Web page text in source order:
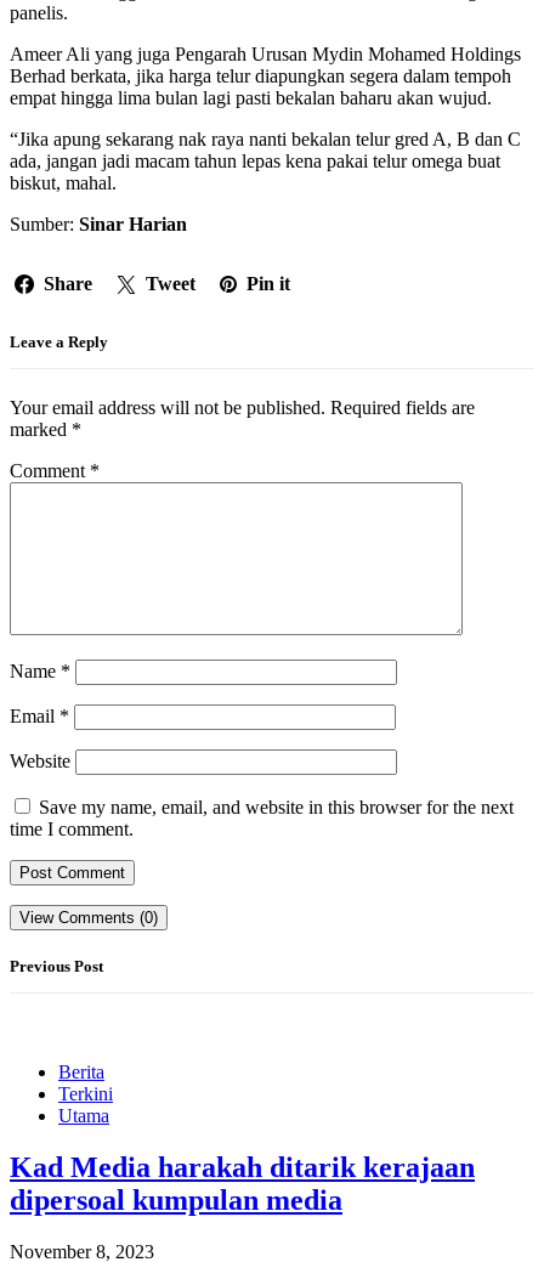
panelis.
Ameer Ali yang juga Pengarah Urusan Mydin Mohamed Holdings
Berhad berkata, jika harga telur diapungkan segera dalam tempoh
empat hingga lima bulan lagi pasti bekalan baharu akan wujud.
“Jika apung sekarang nak raya nanti bekalan telur gred A, B dan C
ada, jangan jadi macam tahun lepas kena pakai telur omega buat
biskut, mahal.
Sumber: Sinar Harian
Share Tweet Pin it
Leave a Reply
Your email address will not be published. Required fields are
marked *
Comment *
Name *
Email *
Website
Save my name, email, and website in this browser for the next
time I comment.
View Comments (0)
Previous Post
Berita
Terkini
Utama
Kad Media harakah ditarik kerajaan
dipersoal kumpulan media
November 8, 2023